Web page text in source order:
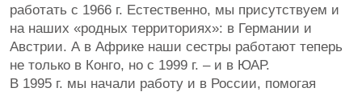
работать с 1966 г. Естественно, мы присутствуем и
на наших «родных территориях»: в Германии и
Австрии. А в Африке наши сестры работают теперь
не только в Конго, но с 1999 г. – и в ЮАР.
В 1995 г. мы начали работу и в России, помогая